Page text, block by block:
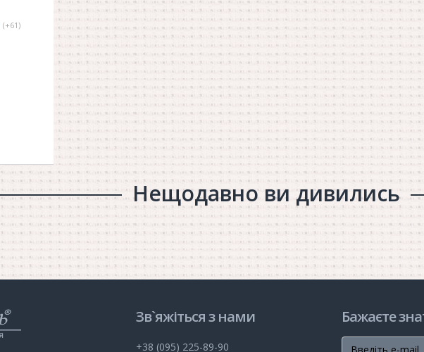
(+61)
Нещодавно ви дивились
Зв`яжіться з нами
+38 (095) 225-89-90
Бажаєте